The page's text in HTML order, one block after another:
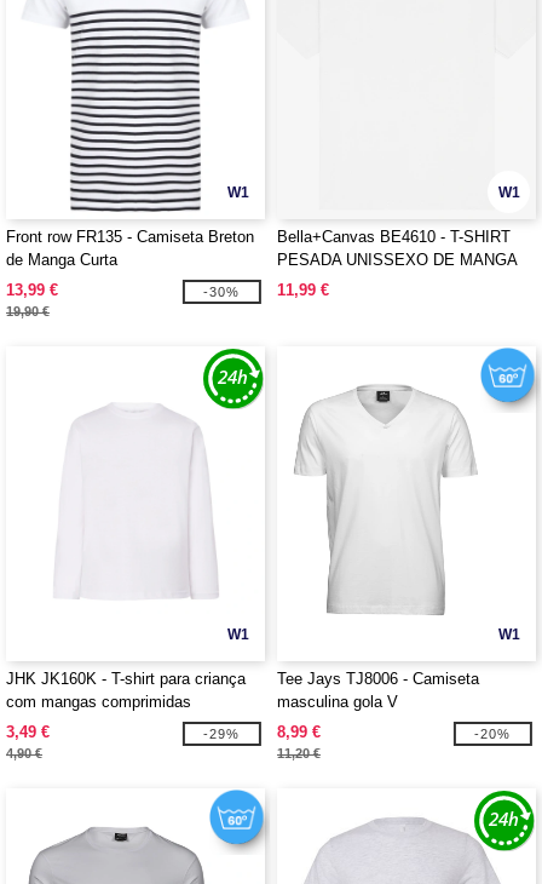
W1
Front row FR135 - Camiseta Breton
de Manga Curta
13,99 €
19,90 €
-30%
W1
Bella+Canvas BE4610 - T-SHIRT
PESADA UNISSEXO DE MANGA
CURTA
11,99 €
W1
JHK JK160K - T-shirt para criança
com mangas comprimidas
3,49 €
4,90 €
-29%
W1
Tee Jays TJ8006 - Camiseta
masculina gola V
8,99 €
11,20 €
-20%